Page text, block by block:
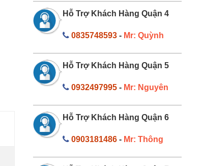
Hỗ Trợ Khách Hàng Quận 4
0835748593 - Mr: Quỳnh
Hỗ Trợ Khách Hàng Quận 5
0932497995 - Mr: Nguyên
Hỗ Trợ Khách Hàng Quận 6
0903181486 - Mr: Thông